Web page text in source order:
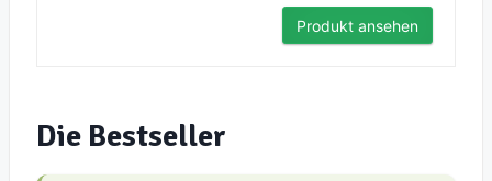
Produkt ansehen
Die Bestseller